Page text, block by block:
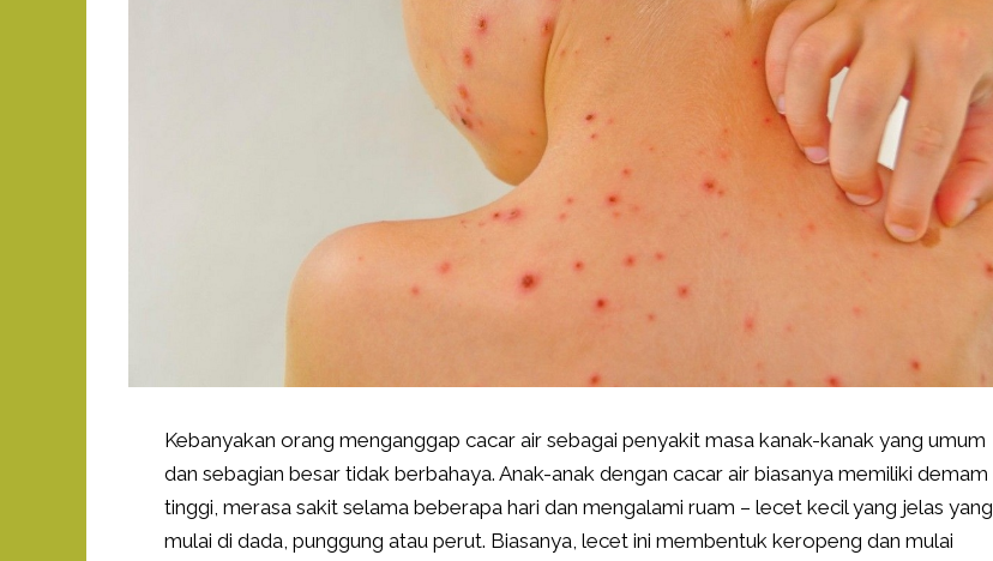
Kebanyakan orang menganggap cacar air sebagai penyakit masa kanak-kanak yang umum
dan sebagian besar tidak berbahaya. Anak-anak dengan cacar air biasanya memiliki demam
tinggi, merasa sakit selama beberapa hari dan mengalami ruam – lecet kecil yang jelas yang
mulai di dada, punggung atau perut. Biasanya, lecet ini membentuk keropeng dan mulai